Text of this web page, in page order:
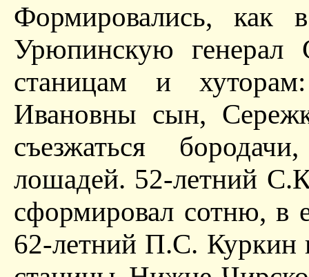
Формировались, как
Урюпинскую
станицам и
Ивановны сын,
съезжаться
лошадей. 52-летний
сформировал сотню, в
62-летний П.С. Куркин